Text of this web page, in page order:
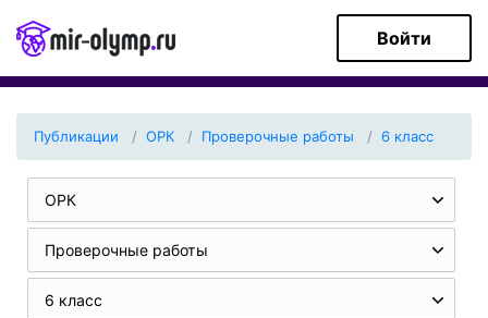
Войти
Публикации ОРК Проверочные работы 6 класс
ОРК
Проверочные работы
6 класс